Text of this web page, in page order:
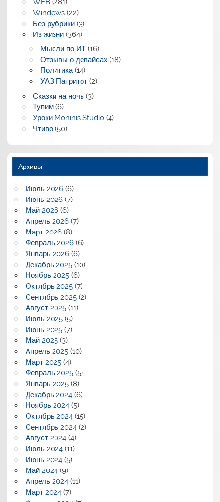
WEB(281)
Windows(22)
Без рубрики(3)
Из жизни(364)
Мысли по ИТ(16)
Отзывы о девайсах (18)
Политика(14)
УАЗ Патритот(2)
Сказки на ночь(3)
Тупим(6)
Уроки Moninis Studio(4)
Чтиво(50)
Архивы
Июль 2026(6)
Июнь 2026(7)
Май 2026(6)
Апрель 2026(7)
Март 2026(8)
Февраль 2026(6)
Январь 2026(6)
Декабрь 2025(10)
Ноябрь 2025(6)
Октябрь 2025(7)
Сентябрь 2025(2)
Август 2025(11)
Июль 2025(5)
Июнь 2025(7)
Май 2025(3)
Апрель 2025(10)
Март 2025(4)
Февраль 2025(5)
Январь 2025(8)
Декабрь 2024(6)
Ноябрь 2024(5)
Октябрь 2024(15)
Сентябрь 2024(2)
Август 2024(4)
Июль 2024(11)
Июнь 2024(5)
Май 2024(9)
Апрель 2024(11)
Март 2024(7)